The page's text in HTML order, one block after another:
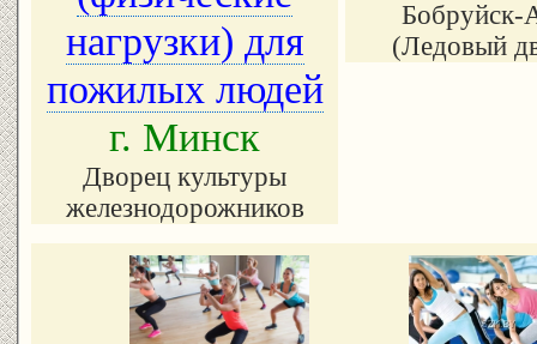
нагрузки) для
пожилых людей
г. Минск
Дворец культуры
железнодорожников
Бобруйск-
(Ледовый